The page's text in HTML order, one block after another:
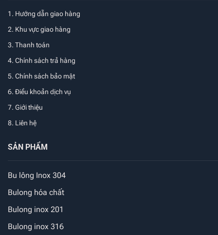
1. Hướng dẫn giao hàng
2. Khu vực giao hàng
3. Thanh toán
4. Chính sách trả hàng
5. Chính sách bảo mật
6. Điều khoản dịch vụ
7. Giới thiệu
8. Liên hệ
SẢN PHẨM
Bu lông Inox 304
Bulong hóa chất
Bulong inox 201
Bulong inox 316